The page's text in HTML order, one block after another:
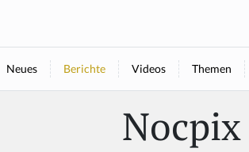
Neues Berichte Videos Themen